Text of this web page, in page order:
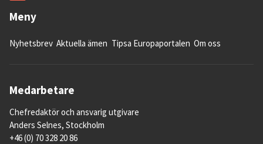
Meny
Nyhetsbrev Aktuella ämen Tipsa Europaportalen Om oss
Medarbetare
Chefredaktör och ansvarig utgivare
Anders Selnes, Stockholm
+46 (0) 70 328 20 86